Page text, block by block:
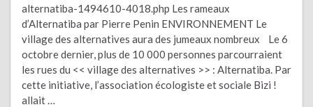
alternatiba-1494610-4018.php Les rameaux
d’Alternatiba par Pierre Penin ENVIRONNEMENT Le
village des alternatives aura des jumeaux nombreux Le 6
octobre dernier, plus de 10 000 personnes parcourraient
les rues du << village des alternatives >> : Alternatiba. Par
cette initiative, l’association écologiste et sociale Bizi !
allait …